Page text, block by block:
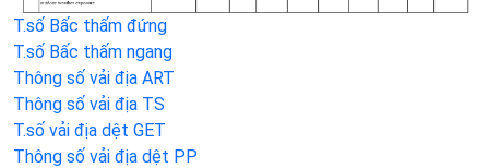
T.số Bấc thấm đứng
T.số Bấc thấm ngang
Thông số vải địa ART
Thông số vải địa TS
T.số vải địa dệt GET
Thông số vải địa dệt PP